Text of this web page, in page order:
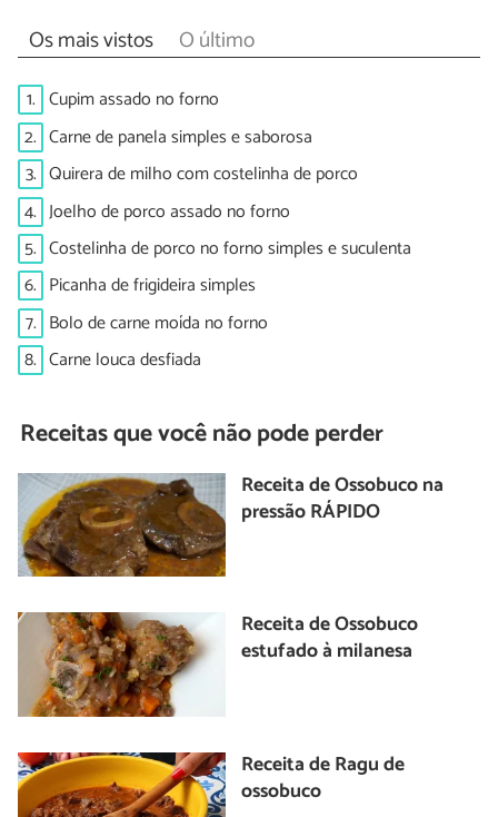
Os mais vistos O último
1. Cupim assado no forno
2. Carne de panela simples e saborosa
3. Quirera de milho com costelinha de porco
4. Joelho de porco assado no forno
5. Costelinha de porco no forno simples e suculenta
6. Picanha de frigideira simples
7. Bolo de carne moída no forno
8. Carne louca desfiada
Receitas que você não pode perder
Receita de Ossobuco na
pressão RÁPIDO
Receita de Ossobuco
estufado à milanesa
Receita de Ragu de
ossobuco